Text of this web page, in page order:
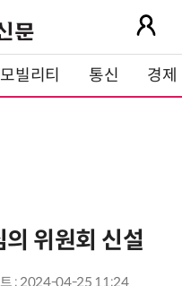
모빌리티 통신 경제
위원회 신설
: 2024-04-25 11:24